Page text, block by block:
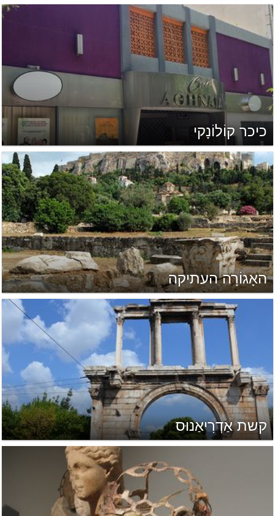
כיכר קוֹלוֹנָקי
האָגוֹרָה העתיקה
קשת אַדְרִיאַנוּס